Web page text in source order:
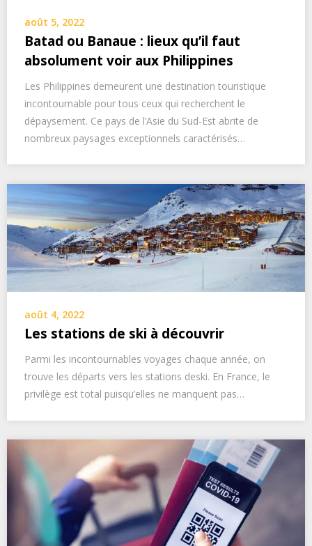
août 5, 2022
Batad ou Banaue : lieux qu’il faut
absolument voir aux Philippines
Les Philippines demeurent une destination touristique
incontournable pour tous ceux qui recherchent le
dépaysement. Ce pays de l’Asie du Sud-Est abrite de
nombreux paysages exceptionnels caractérisés…
août 4, 2022
Les stations de ski à découvrir
Parmi les incontournables voyages chaque année, on
trouve les départs vers les stations deski. En France, le
privilège est total puisqu’elles ne manquent pas…